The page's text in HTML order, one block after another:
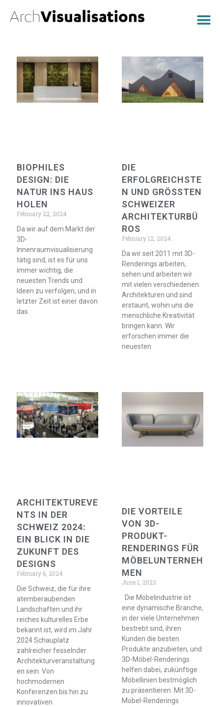
BIOPHILES
DESIGN: DIE
NATUR INS HAUS
HOLEN
February 22, 2024
Da wir auf dem Markt der
3D-
Innenraumvisualisierung
tätig sind, ist es für uns
immer wichtig, die
neuesten Trends und
Ideen zu verfolgen, und in
letzter Zeit ist einer davon
das
DIE
ERFOLGREICHSTE
N UND GRÖSSTEN
SCHWEIZER
ARCHITEKTURBÜ
ROS
February 12, 2024
Da wir seit 2011 mit 3D-
Renderings arbeiten,
sehen und arbeiten wir
mit vielen verschiedenen
Architekturen und sind
erstaunt, wohin uns die
menschliche Kreativität
bringen kann. Wir
erforschen immer die
neuesten
ARCHITEKTUREVE
NTS IN DER
SCHWEIZ 2024:
EIN BLICK IN DIE
ZUKUNFT DES
DESIGNS
February 6, 2024
Die Schweiz, die für ihre
atemberaubenden
Landschaften und ihr
reiches kulturelles Erbe
bekannt ist, wird im Jahr
2024 Schauplatz
zahlreicher fesselnder
Architekturveranstaltung
en sein. Von
hochmodernen
Konferenzen bis hin zu
innovativen
DIE VORTEILE
VON 3D-
PRODUKT-
RENDERINGS FÜR
MÖBELUNTERNEH
MEN
June 1, 2023
Die Möbelindustrie ist
eine dynamische Branche,
in der viele Unternehmen
bestrebt sind, ihren
Kunden die besten
Produkte anzubieten, und
3D-Möbel-Renderings
helfen dabei, zukünftige
Möbellinien bestmöglich
zu präsentieren. Mit 3D-
Möbel-Renderings